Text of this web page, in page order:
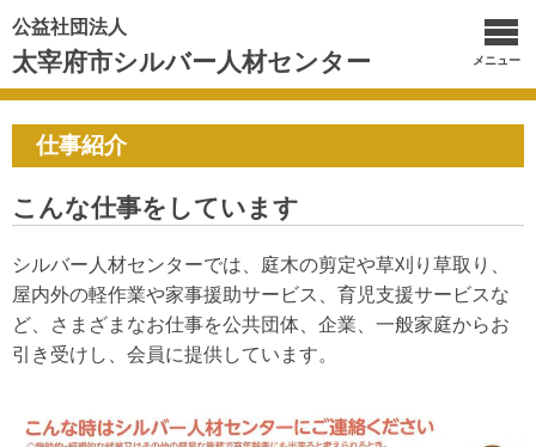
公益社団法人
太宰府市シルバー人材センター メニュー
仕事紹介
こんな仕事をしています
シルバー人材センターでは、庭木の剪定や草刈り草取り、
屋内外の軽作業や家事援助サービス、育児支援サービスな
ど、さまざまなお仕事を公共団体、企業、一般家庭からお
引き受けし、会員に提供しています。